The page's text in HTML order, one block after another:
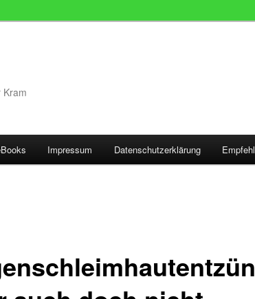
Kram
Impressum Datenschutzerklärung